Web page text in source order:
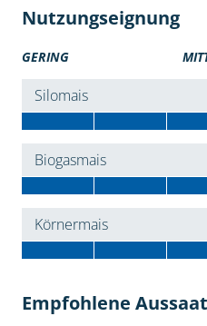
Nutzungseignung
GERING
Silomais
Biogasmais
Körnermais
Empfohlene